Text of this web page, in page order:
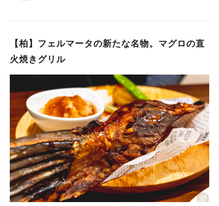
【柏】フェルマータの新たな名物。マグロの直
火焼きグリル